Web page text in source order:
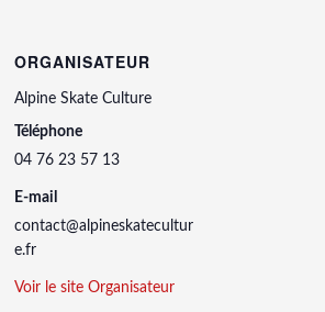
ORGANISATEUR
Alpine Skate Culture
Téléphone
04 76 23 57 13
E-mail
contact@alpineskatecultur
e.fr
Voir le site Organisateur